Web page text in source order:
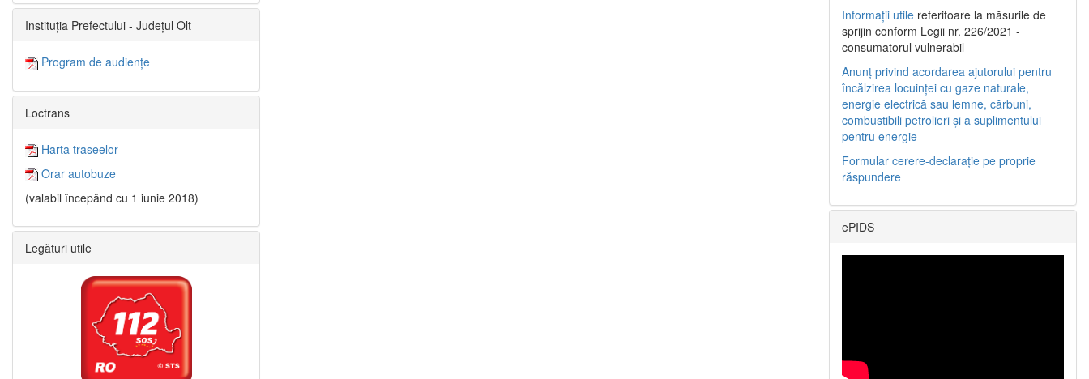
Instituția Prefectului - Județul Olt
Program de audiențe
Loctrans
Harta traseelor
Orar autobuze
(valabil începând cu 1 iunie 2018)
Legături utile
Informații utile referitoare la măsurile de
sprijin conform Legii nr. 226/2021 -
consumatorul vulnerabil
Anunț privind acordarea ajutorului pentru
încălzirea locuinței cu gaze naturale,
energie electrică sau lemne, cărbuni,
combustibili petrolieri și a suplimentului
pentru energie
Formular cerere-declarație pe proprie
răspundere
ePIDS